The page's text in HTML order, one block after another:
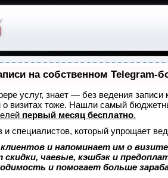
на собственном Telegram-
услуг, знает — без ведения
о визитах тоже. Нашли самый
первый месяц бесплатно.
и специалистов, который упрощает
и напоминает им о
скидки, чаевые, кэшбэк и
и помогает больше